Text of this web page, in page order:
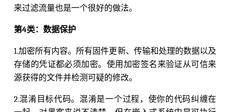
来过滤流量也是一个很好的做法。
第4类：数据保护
1.加密所有内容。所有固件更新、传输和处理的数据以及
存储的凭证都必须加密。使用加密签名来验证从可信来
源获得的文件并检测可疑的修改。
2.混淆目标代码。混淆是一个过程，使你的代码纠缠在